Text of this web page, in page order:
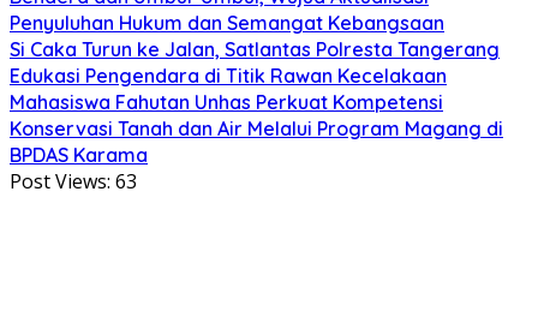
Penyuluhan Hukum dan Semangat Kebangsaan
Si Caka Turun ke Jalan, Satlantas Polresta Tangerang
Edukasi Pengendara di Titik Rawan Kecelakaan
Mahasiswa Fahutan Unhas Perkuat Kompetensi
Konservasi Tanah dan Air Melalui Program Magang di
BPDAS Karama
Post Views: 63